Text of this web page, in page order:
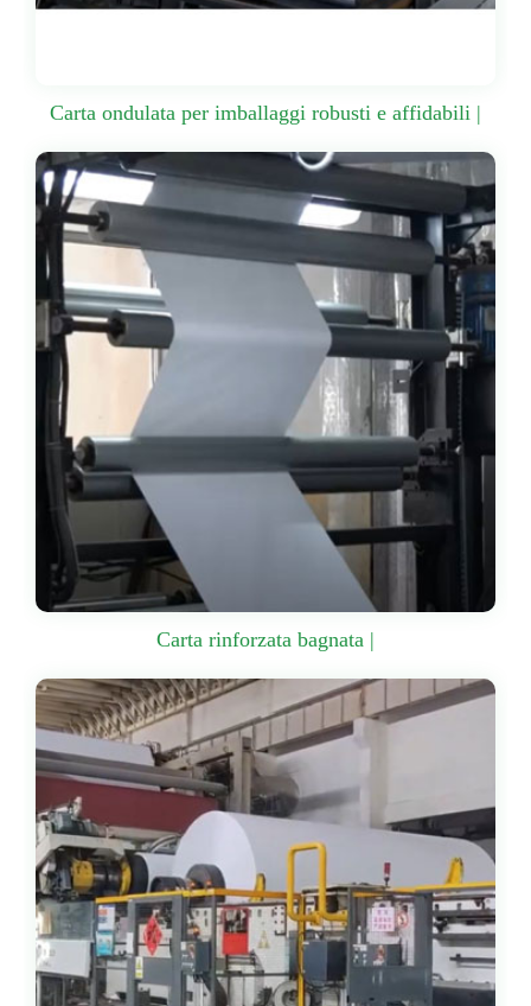
Carta ondulata per imballaggi robusti e affidabili |
Carta rinforzata bagnata |